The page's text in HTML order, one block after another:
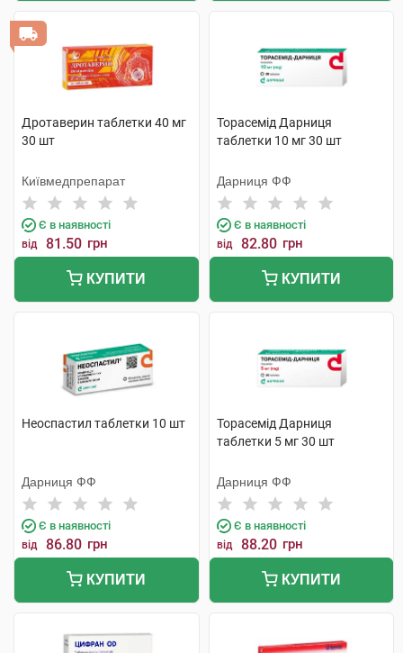
Дротаверин таблетки 40 мг
30 шт
Київмедпрепарат
Є в наявності
від 81.50 грн
КУПИТИ
Торасемід Дарниця
таблетки 10 мг 30 шт
Дарниця ФФ
Є в наявності
від 82.80 грн
КУПИТИ
Неоспастил таблетки 10 шт
Дарниця ФФ
Є в наявності
від 86.80 грн
КУПИТИ
Торасемід Дарниця
таблетки 5 мг 30 шт
Дарниця ФФ
Є в наявності
від 88.20 грн
КУПИТИ